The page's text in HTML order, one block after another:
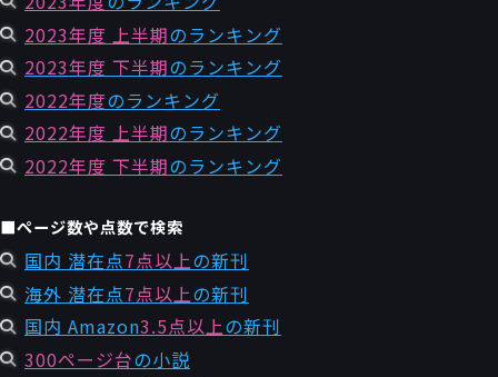
2023年度 上半期のランキング
2023年度 下半期のランキング
2022年度のランキング
2022年度 上半期のランキング
2022年度 下半期のランキング
■ページ数や点数で検索
国内 潜在点7点以上の新刊
海外 潜在点7点以上の新刊
国内 Amazon3.5点以上の新刊
300ページ台の小説